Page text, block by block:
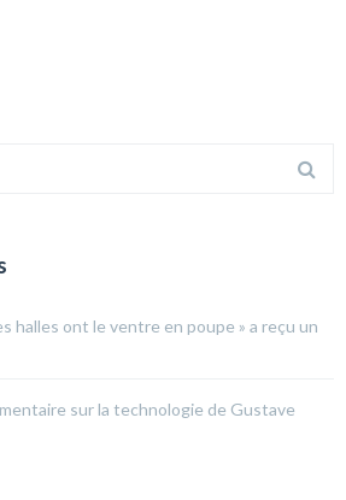
halles ont le ventre en poupe » a reçu un
sur la technologie de Gustave